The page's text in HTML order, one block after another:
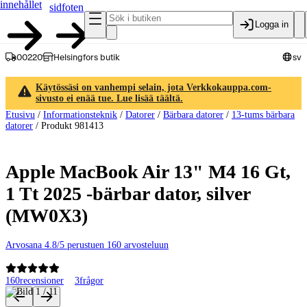
innehållet
sidfoten
Logga in
00220 Helsingfors butik sv
Käytössäsi on vanhempi selain, jota Verkkokauppa.com-
sivusto ei enää tue. Lue lisää täältä.
Etusivu / Informationsteknik / Datorer / Bärbara datorer / 13-tums bärbara
datorer / Produkt 981413
Apple MacBook Air 13" M4 16 Gt,
1 Tt 2025 -bärbar dator, silver
(MW0X3)
Arvosana 4.8/5 perustuen 160 arvosteluun
160recensioner 3frågor